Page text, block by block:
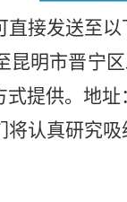
直接发送至
昆明市晋宁
提供。地
认真研究